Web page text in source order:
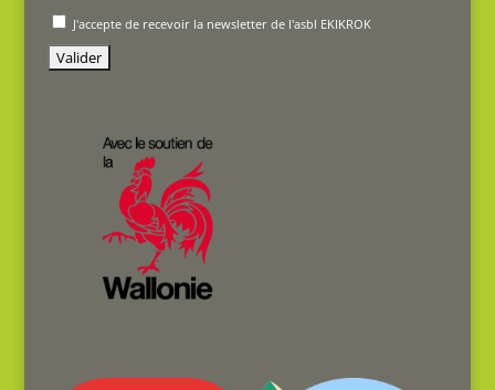
J'accepte de recevoir la newsletter de l'asbl EKIKROK